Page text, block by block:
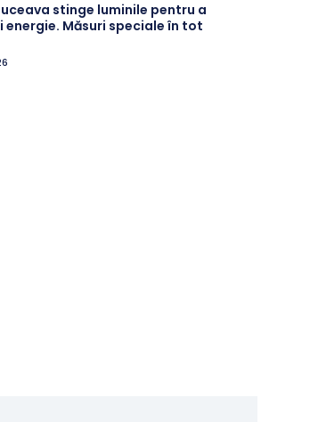
stinge luminile pentru a
energie. Măsuri speciale în tot